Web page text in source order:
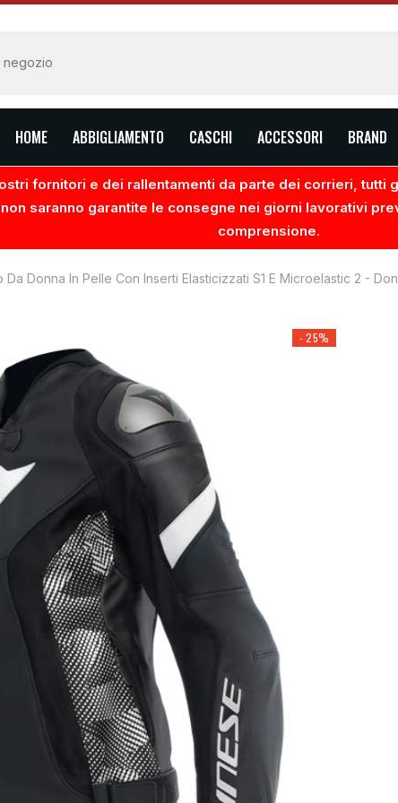
HOME ABBIGLIAMENTO CASCHI ACCESSORI BRAND
fornitori e dei rallentamenti da parte dei corrieri,
saranno garantite le consegne nei giorni lavorativi
comprensione.
Donna In Pelle Con Inserti Elasticizzati S1 E Microelastic 2 -
- 25%